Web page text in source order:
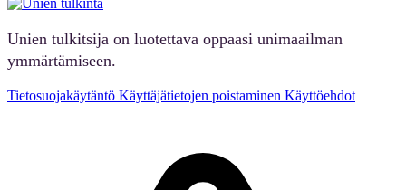
Unien tulkitsija on luotettava oppaasi unimaailman
ymmärtämiseen.
Tietosuojakäytäntö Käyttäjätietojen poistaminen Käyttöehdot